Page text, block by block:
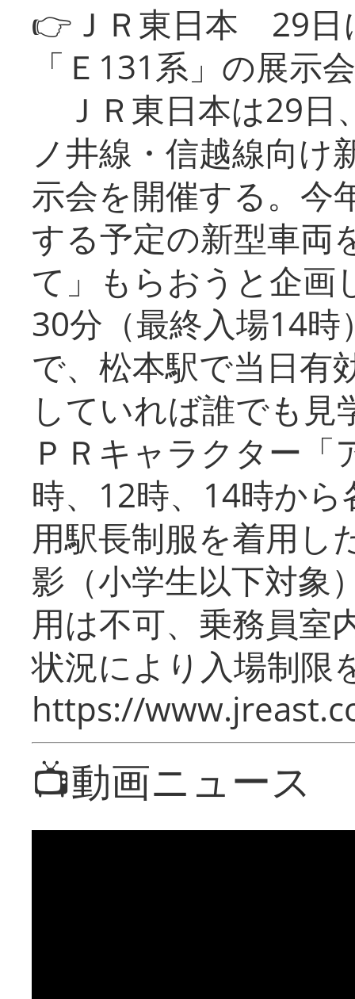
👉ＪＲ東日本 29日
「Ｅ131系」の展示会
ＪＲ東日本は29日
ノ井線・信越線向け
示会を開催する。今
する予定の新型車両
て」もらおうと企画
30分（最終入場14
で、松本駅で当日有
していれば誰でも
ＰＲキャラクター
時、12時、14時か
用駅長制服を着用し
影（小学生以下対象
用は不可、乗務員室
状況により入場制限
https://
📺動画ニュース